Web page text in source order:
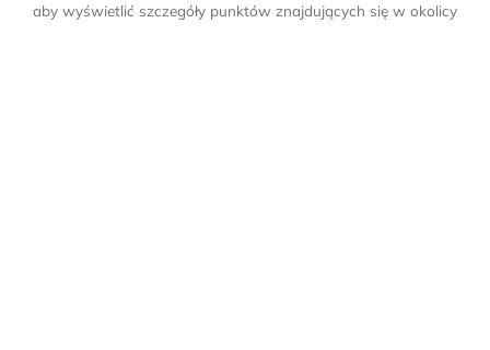
aby wyświetlić szczegóły punktów znajdujących się w okolicy